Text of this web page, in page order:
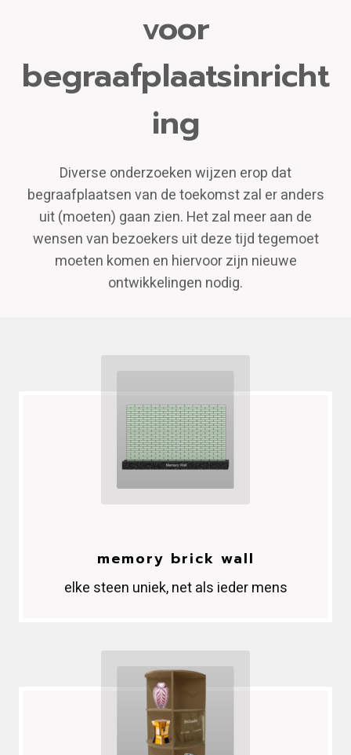
voor
begraafplaatsinricht
ing
Diverse onderzoeken wijzen erop dat
begraafplaatsen van de toekomst zal er anders
uit (moeten) gaan zien. Het zal meer aan de
wensen van bezoekers uit deze tijd tegemoet
moeten komen en hiervoor zijn nieuwe
ontwikkelingen nodig.
memory brick wall
elke steen uniek, net als ieder mens